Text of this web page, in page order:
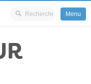
Menu